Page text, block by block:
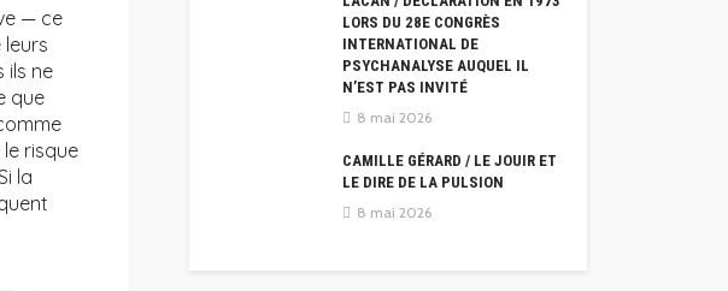
— ce
ils ne
que
risque
la
LORS DU 28E CONGRÈS
INTERNATIONAL DE
PSYCHANALYSE AUQUEL IL
N’EST PAS INVITÉ
8 mai 2026
CAMILLE GÉRARD / LE JOUIR ET
LE DIRE DE LA PULSION
8 mai 2026